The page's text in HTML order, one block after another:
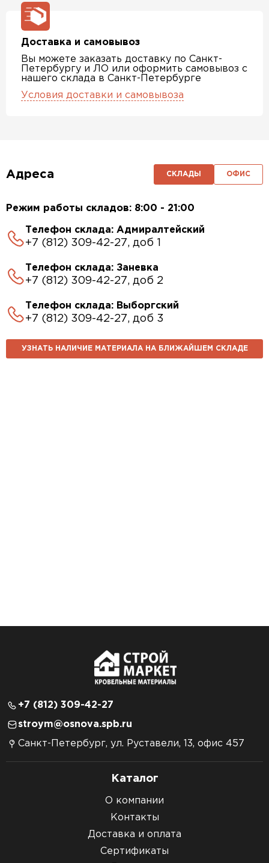
Доставка и самовывоз
Вы можете заказать доставку по Санкт-
Петербургу и ЛО или оформить самовывоз с
нашего склада в Санкт-Петербурге
Условия доставки и самовывоза
Адреса СКЛАДЫ ОФИС
Режим работы складов: 8:00 - 21:00
Телефон склада: Адмиралтейский
+7 (812) 309-42-27, доб 1
Телефон склада: Заневка
+7 (812) 309-42-27, доб 2
Телефон склада: Выборгский
+7 (812) 309-42-27, доб 3
УЗНАТЬ НАЛИЧИЕ МАТЕРИАЛА НА БЛИЖАЙШЕМ СКЛАДЕ
+7 (812) 309-42-27
stroym@osnova.spb.ru
Санкт-Петербург, ул. Руставели, 13, офис 457
Каталог
О компании
Контакты
Доставка и оплата
Сертификаты